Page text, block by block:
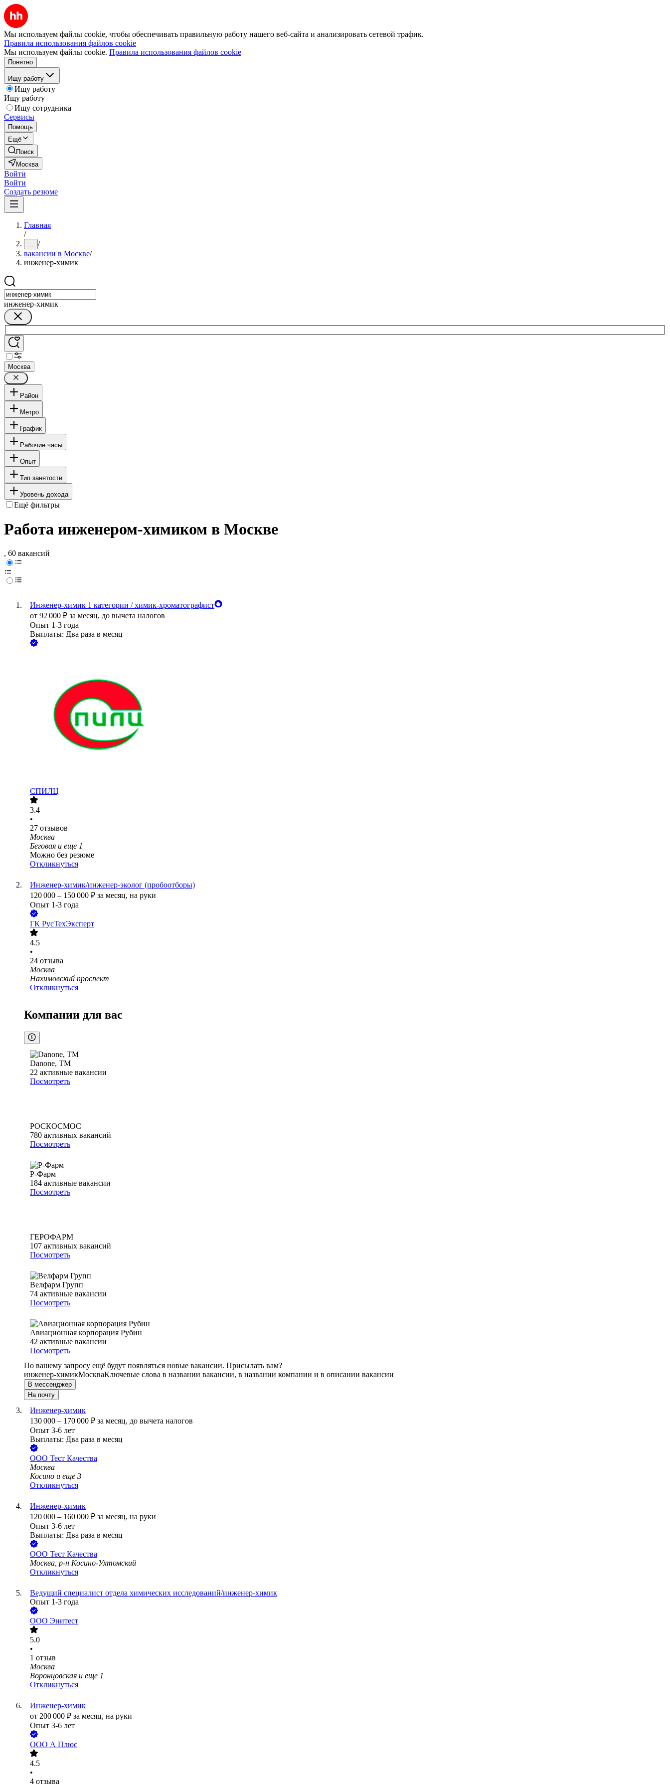
Мы используем файлы cookie, чтобы обеспечивать правильную работу нашего веб-сайта и анализировать сетевой трафик.
Правила использования файлов cookie
Мы используем файлы cookie. Правила использования файлов cookie
Понятно
Ищу работу
Ищу работу
Ищу работу
Ищу сотрудника
Сервисы
Помощь
Ещё
Поиск
Москва
Войти
Войти
Создать резюме
Главная
/
... /
вакансии в Москве/
инженер-химик
инженер-химик
Москва
Район
Метро
График
Рабочие часы
Опыт
Тип занятости
Уровень дохода
Ещё фильтры
Работа инженером-химиком в Москве
, 60 вакансий
Инженер-химик 1 категории / химик-хроматографист
от 92 000 ₽ за месяц, до вычета налогов
Опыт 1-3 года
Выплаты: Два раза в месяц
СПИЛЦ
3.4
•
27 отзывов
Москва
Беговая и еще 1
Можно без резюме
Откликнуться
Инженер-химик/инженер-эколог (пробоотборы)
120 000 – 150 000 ₽ за месяц, на руки
Опыт 1-3 года
ГК РусТехЭксперт
4.5
•
24 отзыва
Москва
Нахимовский проспект
Откликнуться
Компании для вас
Danone, ТМ
22 активные вакансии
Посмотреть
РОСКОСМОС
780 активных вакансий
Посмотреть
Р-Фарм
184 активные вакансии
Посмотреть
ГЕРОФАРМ
107 активных вакансий
Посмотреть
Велфарм Групп
74 активные вакансии
Посмотреть
Авиационная корпорация Рубин
42 активные вакансии
Посмотреть
По вашему запросу ещё будут появляться новые вакансии. Присылать вам?
инженер-химикМоскваКлючевые слова в названии вакансии, в названии компании и в описании вакансии
В мессенджер
На почту
Инженер-химик
130 000 – 170 000 ₽ за месяц, до вычета налогов
Опыт 3-6 лет
Выплаты: Два раза в месяц
ООО Тест Качества
Москва
Косино и еще 3
Откликнуться
Инженер-химик
120 000 – 160 000 ₽ за месяц, на руки
Опыт 3-6 лет
Выплаты: Два раза в месяц
ООО Тест Качества
Москва, р-н Косино-Ухтомский
Откликнуться
Ведущий специалист отдела химических исследований/инженер-химик
Опыт 1-3 года
ООО Энитест
5.0
•
1 отзыв
Москва
Воронцовская и еще 1
Откликнуться
Инженер-химик
от 200 000 ₽ за месяц, на руки
Опыт 3-6 лет
ООО А Плюс
4.5
•
4 отзыва